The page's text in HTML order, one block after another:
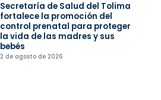
Secretaría de Salud del Tolima
fortalece la promoción del
control prenatal para proteger
la vida de las madres y sus
bebés
2 de agosto de 2026